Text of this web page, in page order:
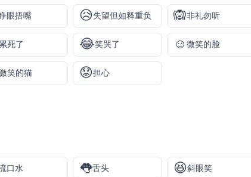
眼捂嘴 😥失望但如释重负 🙉非礼勿听
累死了 😂笑哭了 ☺️微笑的脸
笑的猫 😟担心
口水 👅舌头 😆斜眼笑